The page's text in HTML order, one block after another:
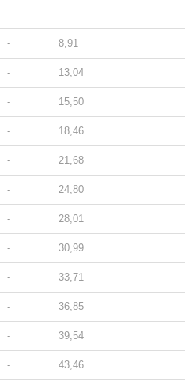
- 8,91
- 13,04
- 15,50
- 18,46
- 21,68
- 24,80
- 28,01
- 30,99
- 33,71
- 36,85
- 39,54
- 43,46